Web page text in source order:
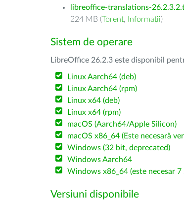
libreoffice-translations-
224 MB (Torent, Informații)
Sistem de operare
LibreOffice 26.2.3 este disponibil
Linux Aarch64 (deb)
Linux Aarch64 (rpm)
Linux x64 (deb)
Linux x64 (rpm)
macOS (Aarch64/Apple Silicon)
macOS x86_64 (Este necesară
Windows (32 bit, deprecated)
Windows Aarch64
Windows x86_64 (este necesar
Versiuni disponibile